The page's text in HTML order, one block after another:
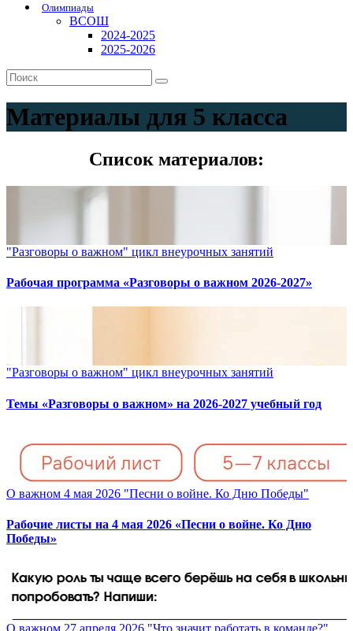
Олимпиады
ВСОШ
2024-2025
2025-2026
Материалы для 5 класса
Список материалов:
"Разговоры о важном" цикл внеурочных занятий
Рабочая программа «Разговоры о важном 2026-2027»
"Разговоры о важном" цикл внеурочных занятий
Темы «Разговоры о важном» на 2026-2027 учебный год
О важном 4 мая 2026 "Песни о войне. Ко Дню Победы"
Рабочие листы на 4 мая 2026 «Песни о войне. Ко Дню
Победы»